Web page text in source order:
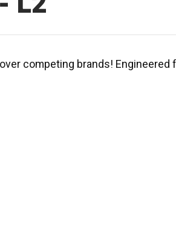
competing brands! Engineered